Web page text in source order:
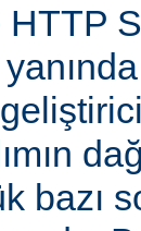
HTTP
bazı